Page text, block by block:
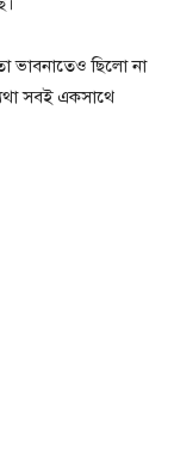
ভাবনাতেও ছিলো না
সবই একসাথে